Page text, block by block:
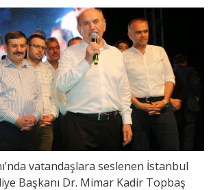
vatandaşlara seslenen İstanbul
Başkanı Dr. Mimar Kadir Topbaş